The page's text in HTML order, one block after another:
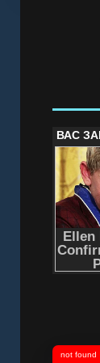
not found